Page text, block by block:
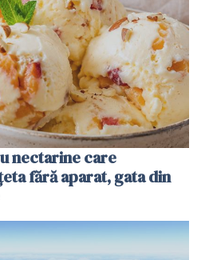
nectarine care
fără aparat, gata din